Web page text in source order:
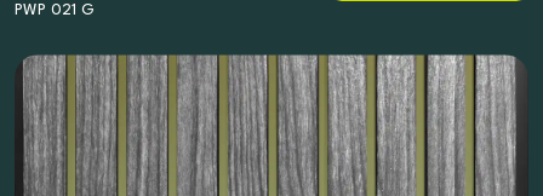
PWP 021 G